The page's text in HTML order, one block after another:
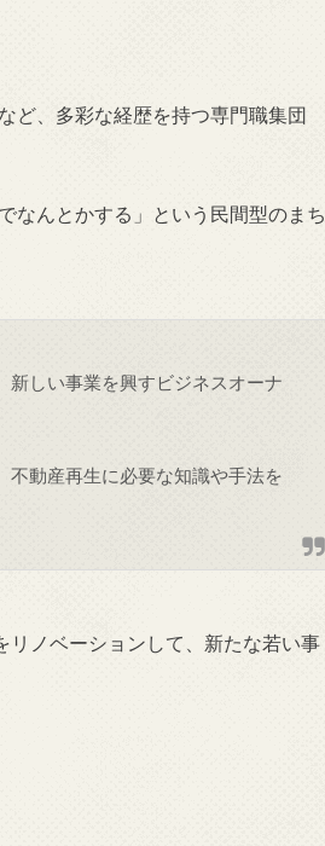
ど、多彩な経歴を持つ専門職集団
なんとかする」という民間型のまち
新しい事業を興すビジネスオーナ
不動産再生に必要な知識や手法を
リノベーションして、新たな若い事